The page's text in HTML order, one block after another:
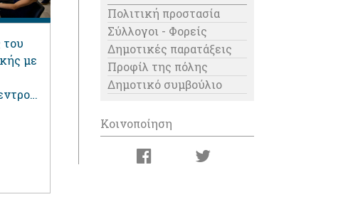
του
με
Πολιτική προστασία
Σύλλογοι - Φορείς
Δημοτικές παρατάξεις
Προφίλ της πόλης
Δημοτικό συμβούλιο
Κοινοποίηση